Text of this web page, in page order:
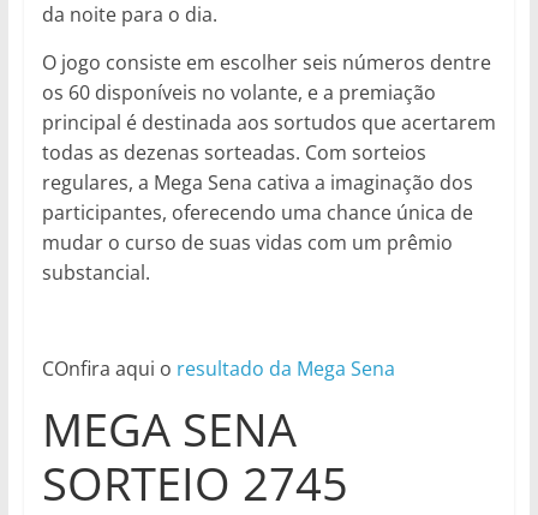
da noite para o dia.
O jogo consiste em escolher seis números dentre
os 60 disponíveis no volante, e a premiação
principal é destinada aos sortudos que acertarem
todas as dezenas sorteadas. Com sorteios
regulares, a Mega Sena cativa a imaginação dos
participantes, oferecendo uma chance única de
mudar o curso de suas vidas com um prêmio
substancial.
COnfira aqui o resultado da Mega Sena
MEGA SENA
SORTEIO 2745